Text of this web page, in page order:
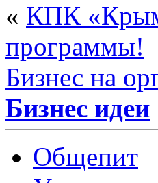
« КПК
программы!
Бизнес на
Бизнес идеи
Общепит